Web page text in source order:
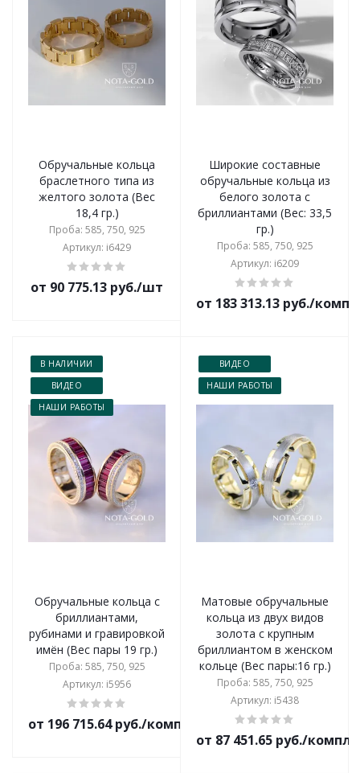
Обручальные кольца
браслетного типа из
желтого золота (Вес
18,4 гр.)
Проба: 585, 750, 925
Артикул: i6429
от 90 775.13 руб./шт
Широкие составные
обручальные кольца из
белого золота с
бриллиантами (Вес: 33,5
гр.)
Проба: 585, 750, 925
Артикул: i6209
от 183 313.13 руб./
В НАЛИЧИИ
ВИДЕО
НАШИ РАБОТЫ
Обручальные кольца с
бриллиантами,
рубинами и гравировкой
имён (Вес пары 19 гр.)
Проба: 585, 750, 925
Артикул: i5956
от 196 715.64 руб./комплект
ВИДЕО
НАШИ РАБОТЫ
Матовые обручальные
кольца из двух видов
золота с крупным
бриллиантом в женском
кольце (Вес пары:16 гр.)
Проба: 585, 750, 925
Артикул: i5438
от 87 451.65 руб./